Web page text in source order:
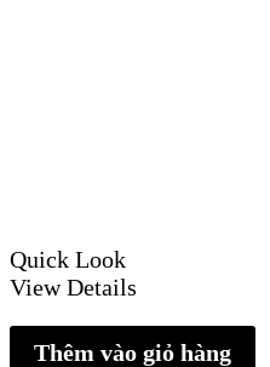
Quick Look
View Details
Thêm vào giỏ hàng